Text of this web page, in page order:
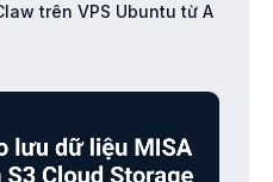
trên VPS Ubuntu từ A